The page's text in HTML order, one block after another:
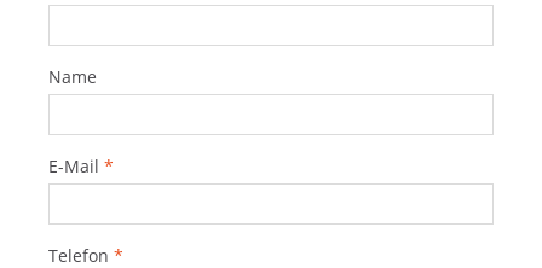
Name
E-Mail *
Telefon *